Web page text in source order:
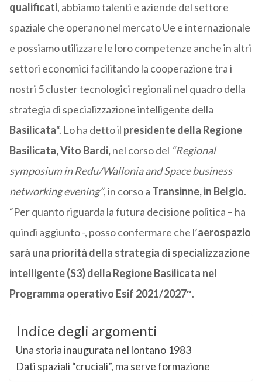
qualificati, abbiamo talenti e aziende del settore
spaziale che operano nel mercato Ue e internazionale
e possiamo utilizzare le loro competenze anche in altri
settori economici facilitando la cooperazione tra i
nostri 5 cluster tecnologici regionali nel quadro della
strategia di specializzazione intelligente della
Basilicata“. Lo ha detto il presidente della Regione
Basilicata, Vito Bardi,nel corso del “Regional
symposium in Redu/Wallonia and Space business
networking evening”, in corso a Transinne, in Belgio.
“Per quanto riguarda la futura decisione politica – ha
quindi aggiunto -, posso confermare che l’aerospazio
sarà una priorità della strategia di specializzazione
intelligente (S3) della Regione Basilicata nel
Programma operativo Esif 2021/2027″.
Indice degli argomenti
Una storia inaugurata nel lontano 1983
Dati spaziali “cruciali”, ma serve formazione